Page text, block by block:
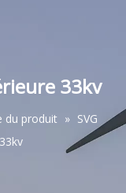
33kv
du produit » SVG